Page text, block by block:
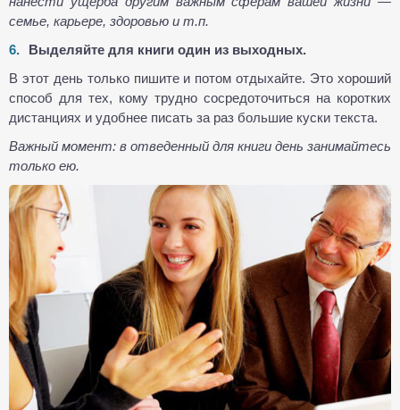
семье, карьере, здоровью и т.п.
Выделяйте для книги один из выходных.
В этот день только пишите и потом отдыхайте. Это хороший
способ для тех, кому трудно сосредоточиться на коротких
дистанциях и удобнее писать за раз большие куски текста.
Важный момент: в отведенный для книги день занимайтесь
только ею.